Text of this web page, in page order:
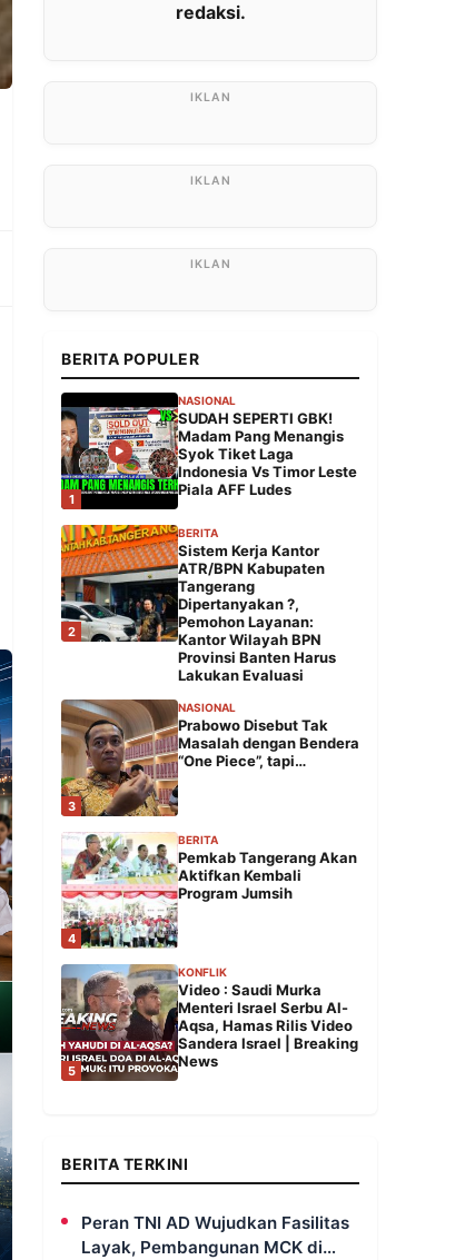
redaksi.
BERITA POPULER
1
NASIONAL
SUDAH SEPERTI GBK!
Madam Pang Menangis
Syok Tiket Laga
Indonesia Vs Timor Leste
Piala AFF Ludes
2
BERITA
Sistem Kerja Kantor
ATR/BPN Kabupaten
Tangerang
Dipertanyakan ?,
Pemohon Layanan:
Kantor Wilayah BPN
Provinsi Banten Harus
Lakukan Evaluasi
3
NASIONAL
Prabowo Disebut Tak
Masalah dengan Bendera
“One Piece”, tapi…
4
BERITA
Pemkab Tangerang Akan
Aktifkan Kembali
Program Jumsih
5
KONFLIK
Video : Saudi Murka
Menteri Israel Serbu Al-
Aqsa, Hamas Rilis Video
Sandera Israel | Breaking
News
BERITA TERKINI
Peran TNI AD Wujudkan Fasilitas
Layak, Pembangunan MCK di